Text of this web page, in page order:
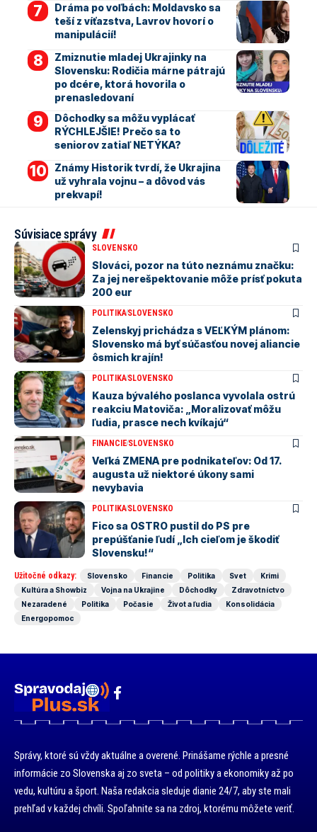
Dráma po voľbách: Moldavsko sa
teší z víťazstva, Lavrov hovorí o
manipulácií!
Zmiznutie mladej Ukrajinky na
Slovensku: Rodičia márne pátrajú
po dcére, ktorá hovorila o
prenasledovaní
Dôchodky sa môžu vyplácať
RÝCHLEJŠIE! Prečo sa to
seniorov zatiaľ NETÝKA?
Známy Historik tvrdí, že Ukrajina
už vyhrala vojnu – a dôvod vás
prekvapí!
Súvisiace správy
SLOVENSKO
Slováci, pozor na túto neznámu značku:
Za jej nerešpektovanie môže prísť pokuta
200 eur
POLITIKASLOVENSKO
Zelenskyj prichádza s VEĽKÝM plánom:
Slovensko má byť súčasťou novej aliancie
ôsmich krajín!
POLITIKASLOVENSKO
Kauza bývalého poslanca vyvolala ostrú
reakciu Matoviča: „Moralizovať môžu
ľudia, prasce nech kvíkajú“
FINANCIESLOVENSKO
Veľká ZMENA pre podnikateľov: Od 17.
augusta už niektoré úkony sami
nevybavia
POLITIKASLOVENSKO
Fico sa OSTRO pustil do PS pre
prepúšťanie ľudí „Ich cieľom je škodiť
Slovensku!“
Užitočné odkazy: Slovensko Financie Politika Svet
Krimi
Kultúra a Showbiz
Vojna na Ukrajine Dôchodky
Zdravotníctvo
Nezaradené
Politika Počasie Život a ľudia
Konsolidácia
Energopomoc
Správy, ktoré sú vždy aktuálne a overené. Prinášame rýchle a presné
informácie zo Slovenska aj zo sveta – od politiky a ekonomiky až po
vedu, kultúru a šport. Naša redakcia sleduje dianie 24/7, aby ste mali
prehľad v každej chvíli. Spoľahnite sa na zdroj, ktorému môžete veriť.